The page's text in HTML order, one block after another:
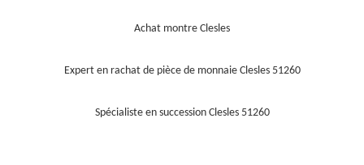
Achat montre Clesles
Expert en rachat de pièce de monnaie Clesles 51260
Spécialiste en succession Clesles 51260